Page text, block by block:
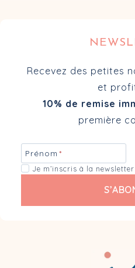
Recevez des petites
et
10% de remise
première
Prénom *
Je m’inscris à la newsletter